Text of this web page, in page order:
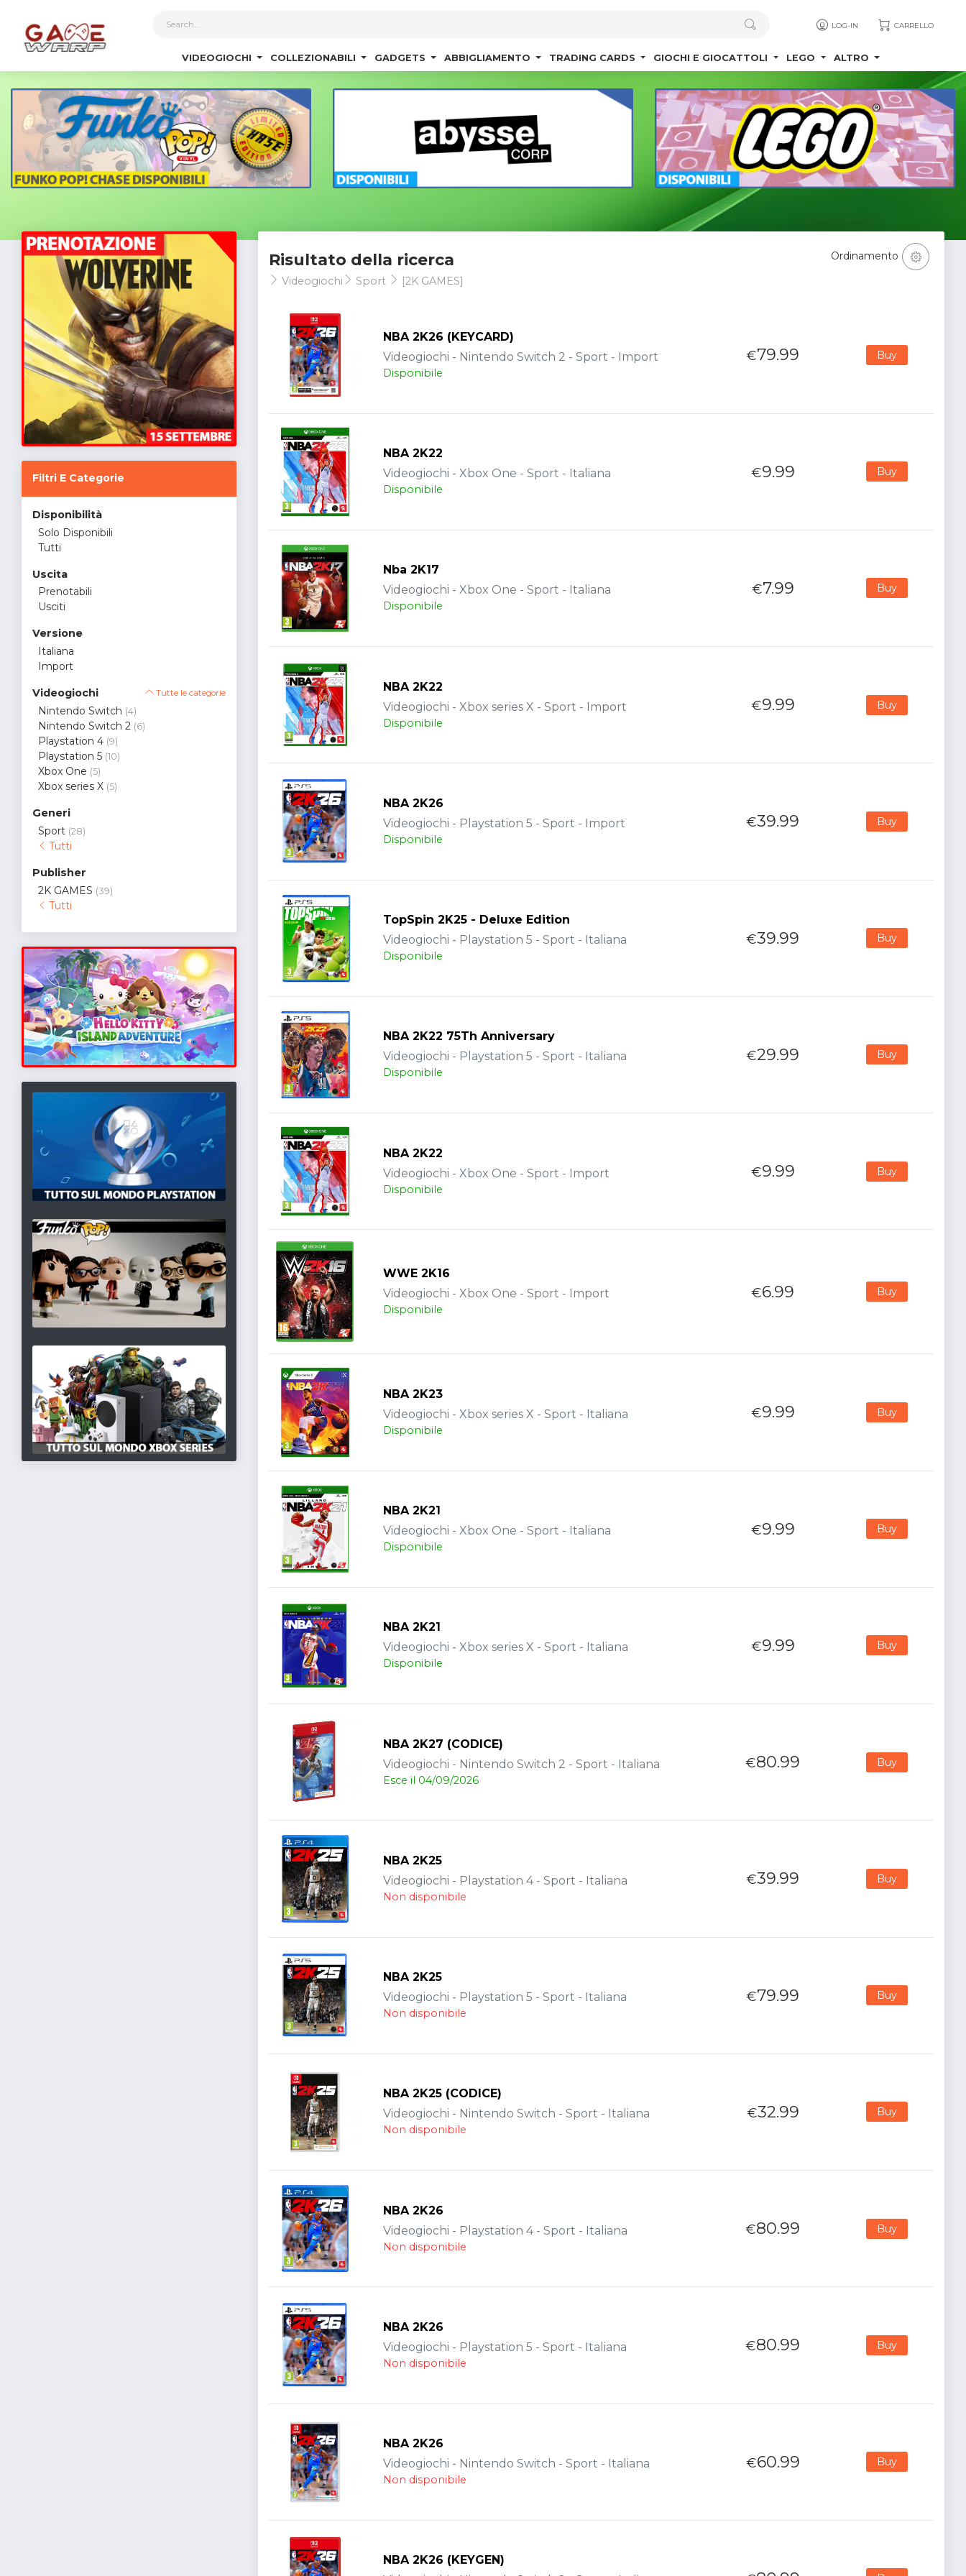
LOG-IN CARRELLO
VIDEOGIOCHI COLLEZIONABILI GADGETS ABBIGLIAMENTO TRADING CARDS GIOCHI E GIOCATTOLI LEGO ALTRO
Filtri E Categorie
Disponibilità
Solo Disponibili
Tutti
Uscita
Prenotabili
Usciti
Versione
Italiana
Import
Videogiochi Tutte le categorie
Nintendo Switch (4)
Nintendo Switch 2 (6)
Playstation 4 (9)
Playstation 5 (10)
Xbox One (5)
Xbox series X (5)
Generi
Sport (28)
Tutti
Publisher
2K GAMES (39)
Tutti
Risultato della ricerca
Videogiochi Sport [2K GAMES]
Ordinamento
NBA 2K26 (KEYCARD)
Videogiochi - Nintendo Switch 2 - Sport - Import
Disponibile
€79.99 Buy
NBA 2K22
Videogiochi - Xbox One - Sport - Italiana
Disponibile
€9.99 Buy
Nba 2K17
Videogiochi - Xbox One - Sport - Italiana
Disponibile
€7.99 Buy
NBA 2K22
Videogiochi - Xbox series X - Sport - Import
Disponibile
€9.99 Buy
NBA 2K26
Videogiochi - Playstation 5 - Sport - Import
Disponibile
€39.99 Buy
TopSpin 2K25 - Deluxe Edition
Videogiochi - Playstation 5 - Sport - Italiana
Disponibile
€39.99 Buy
NBA 2K22 75Th Anniversary
Videogiochi - Playstation 5 - Sport - Italiana
Disponibile
€29.99 Buy
NBA 2K22
Videogiochi - Xbox One - Sport - Import
Disponibile
€9.99 Buy
WWE 2K16
Videogiochi - Xbox One - Sport - Import
Disponibile
€6.99 Buy
NBA 2K23
Videogiochi - Xbox series X - Sport - Italiana
Disponibile
€9.99 Buy
NBA 2K21
Videogiochi - Xbox One - Sport - Italiana
Disponibile
€9.99 Buy
NBA 2K21
Videogiochi - Xbox series X - Sport - Italiana
Disponibile
€9.99 Buy
NBA 2K27 (CODICE)
Videogiochi - Nintendo Switch 2 - Sport - Italiana
Esce il 04/09/2026
€80.99 Buy
NBA 2K25
Videogiochi - Playstation 4 - Sport - Italiana
Non disponibile
€39.99 Buy
NBA 2K25
Videogiochi - Playstation 5 - Sport - Italiana
Non disponibile
€79.99 Buy
NBA 2K25 (CODICE)
Videogiochi - Nintendo Switch - Sport - Italiana
Non disponibile
€32.99 Buy
NBA 2K26
Videogiochi - Playstation 4 - Sport - Italiana
Non disponibile
€80.99 Buy
NBA 2K26
Videogiochi - Playstation 5 - Sport - Italiana
Non disponibile
€80.99 Buy
NBA 2K26
Videogiochi - Nintendo Switch - Sport - Italiana
Non disponibile
€60.99 Buy
NBA 2K26 (KEYGEN)